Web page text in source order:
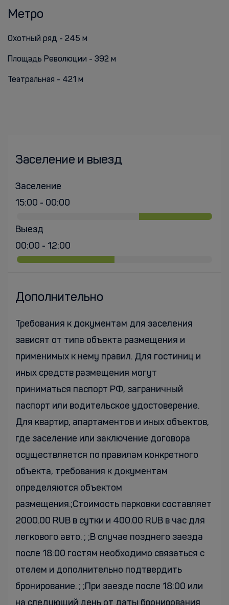
Метро
Охотный ряд - 245 м
Площадь Революции - 392 м
Театральная - 421 м
Заселение и выезд
Заселение
15:00 - 00:00
Выезд
00:00 - 12:00
Дополнительно
Требования к документам для заселения
зависят от типа объекта размещения и
применимых к нему правил. Для гостиниц и
иных средств размещения могут
приниматься паспорт РФ, заграничный
паспорт или водительское удостоверение.
Для квартир, апартаментов и иных объектов,
где заселение или заключение договора
осуществляется по правилам конкретного
объекта, требования к документам
определяются объектом
размещения.;Стоимость парковки составляет
2000.00 RUB в сутки и 400.00 RUB в час для
легкового авто. ; ;В случае позднего заезда
после 18:00 гостям необходимо связаться с
отелем и дополнительно подтвердить
бронирование. ; ;При заезде после 18:00 или
на следующий день от даты бронирования